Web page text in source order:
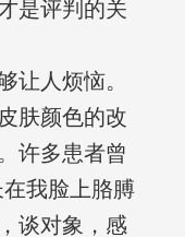
是评判的关
让人烦恼。
肤颜色的改
许多患者曾
我脸上胳膊
谈对象，感